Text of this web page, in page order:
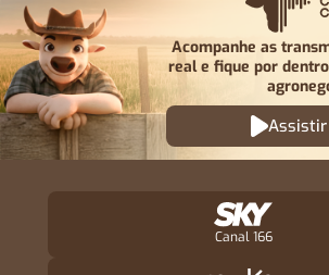
Acompanhe as
real e fique por
Canal 166